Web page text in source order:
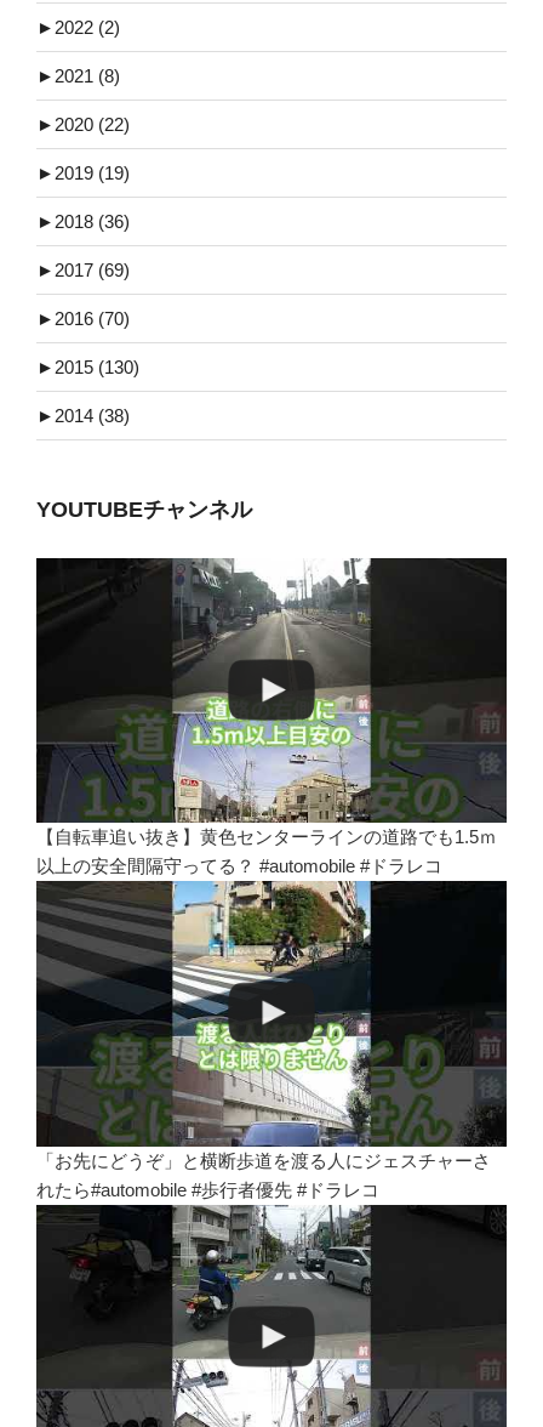
► 2022 (2)
► 2021 (8)
► 2020 (22)
► 2019 (19)
► 2018 (36)
► 2017 (69)
► 2016 (70)
► 2015 (130)
► 2014 (38)
YOUTUBEチャンネル
【自転車追い抜き】黄色センターラインの道路でも1.5ｍ
以上の安全間隔守ってる？ #automobile #ドラレコ
「お先にどうぞ」と横断歩道を渡る人にジェスチャーさ
れたら#automobile #歩行者優先 #ドラレコ